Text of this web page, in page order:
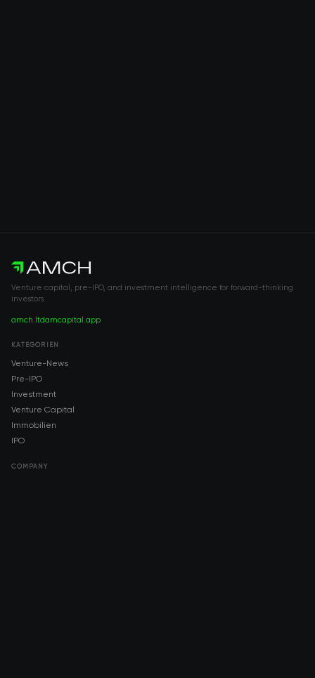
Venture capital, pre-IPO, and investment intelligence for forward-thinking
investors.
amch.ltdamcapital.app
KATEGORIEN
Venture-News
Pre-IPO
Investment
Venture Capital
Immobilien
IPO
COMPANY